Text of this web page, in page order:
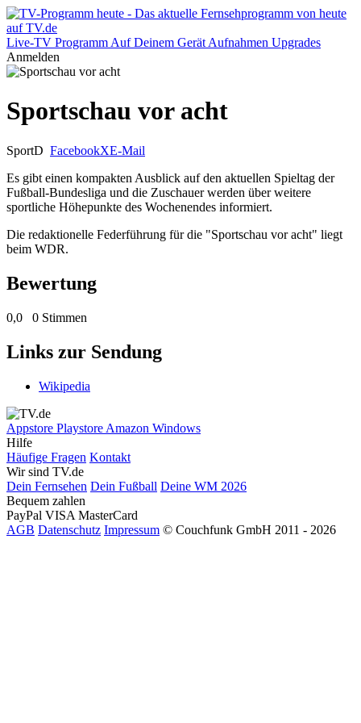
Live-TV Programm Auf Deinem Gerät Aufnahmen Upgrades
Anmelden
Sportschau vor acht
SportD FacebookXE-Mail
Es gibt einen kompakten Ausblick auf den aktuellen Spieltag der
Fußball-Bundesliga und die Zuschauer werden über weitere
sportliche Höhepunkte des Wochenendes informiert.
Die redaktionelle Federführung für die "Sportschau vor acht" liegt
beim WDR.
Bewertung
0,0 0 Stimmen
Links zur Sendung
Wikipedia
Appstore Playstore Amazon Windows
Hilfe
Häufige Fragen Kontakt
Wir sind TV.de
Dein Fernsehen Dein Fußball Deine WM 2026
Bequem zahlen
PayPal VISA MasterCard
AGB Datenschutz Impressum © Couchfunk GmbH 2011 - 2026